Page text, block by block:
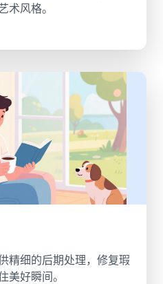
术风格。
精细的后期处理，修复瑕
美好瞬间。